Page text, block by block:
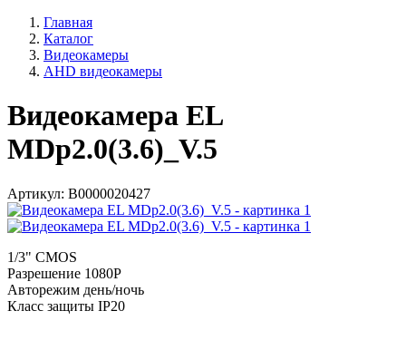
Главная
Каталог
Видеокамеры
AHD видеокамеры
Видеокамера EL
MDp2.0(3.6)_V.5
Артикул: В0000020427
1/3" CMOS
Разрешение 1080P
Авторежим день/ночь
Класс защиты IP20